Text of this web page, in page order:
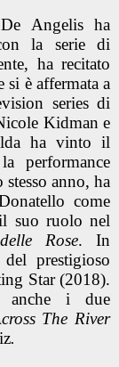
Angelis ha
la serie di
ha recitato
si è affermata a
series di
Kidman e
ha vinto il
performance
anno, ha
come
suo ruolo nel
Rose. In
prestigioso
Star (2018).
anche i due
The River
.